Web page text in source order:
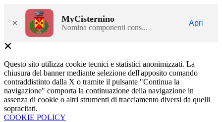
× MyCisternino
Nomina componenti cons...
Apri
Questo sito utilizza cookie tecnici e statistici anonimizzati. La
chiusura del banner mediante selezione dell'apposito comando
contraddistinto dalla X o tramite il pulsante "Continua la
navigazione" comporta la continuazione della navigazione in
assenza di cookie o altri strumenti di tracciamento diversi da quelli
sopracitati.
COOKIE POLICY